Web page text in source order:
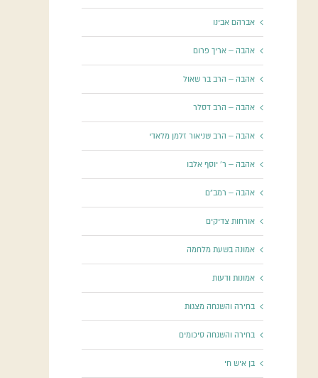
אברהם אבינו
אהבה – אריך פרום
אהבה – הרב בר שאול
אהבה – הרב דסלר
אהבה – הרב שניאור זלמן מלאדי
אהבה – ר' יוסף אלבו
אהבה – רמב"ם
אורחות צדיקים
אמונה בשעת מלחמה
אמונות ודעות
בחירה והשגחה מצגות
בחירה והשגחה סיכומים
בן איש חי